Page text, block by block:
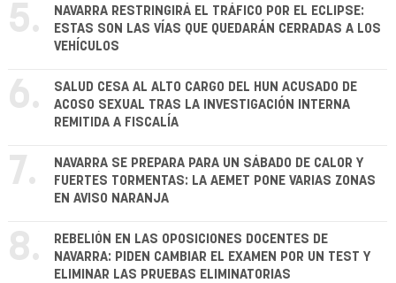
5.
NAVARRA RESTRINGIRÁ EL TRÁFICO POR EL ECLIPSE:
ESTAS SON LAS VÍAS QUE QUEDARÁN CERRADAS A LOS
VEHÍCULOS
6.
SALUD CESA AL ALTO CARGO DEL HUN ACUSADO DE
ACOSO SEXUAL TRAS LA INVESTIGACIÓN INTERNA
REMITIDA A FISCALÍA
7.
NAVARRA SE PREPARA PARA UN SÁBADO DE CALOR Y
FUERTES TORMENTAS: LA AEMET PONE VARIAS ZONAS
EN AVISO NARANJA
8.
REBELIÓN EN LAS OPOSICIONES DOCENTES DE
NAVARRA: PIDEN CAMBIAR EL EXAMEN POR UN TEST Y
ELIMINAR LAS PRUEBAS ELIMINATORIAS